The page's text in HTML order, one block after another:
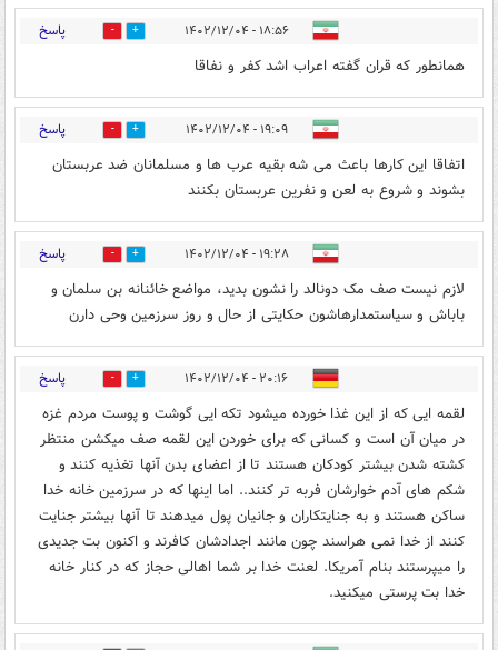
۱۸:۵۶ - ۱۴۰۲/۱۲/۰۴ 9 پاسخ
همانطور که قران گفته اعراب اشد کفر و نفاقا
۱۹:۰۹ - ۱۴۰۲/۱۲/۰۴ 7 پاسخ
اتفاقا این کارها باعث می شه بقیه عرب ها و مسلمانان ضد عربستان
بشوند و شروع به لعن و نفرین عربستان بکنند
۱۹:۲۸ - ۱۴۰۲/۱۲/۰۴ 10 پاسخ
لازم نیست صف مک دونالد را نشون بدید، مواضع خائنانه بن سلمان و
باباش و سیاستمدارهاشون حکایتی از حال و روز سرزمین وحی دارن
۲۰:۱۶ - ۱۴۰۲/۱۲/۰۴ 10 پاسخ
لقمه ایی که از این غذا خورده میشود تکه ایی گوشت و پوست مردم غزه
در میان آن است و کسانی که برای خوردن این لقمه صف میکشن منتظر
کشته شدن بیشتر کودکان هستند تا از اعضای بدن آنها تغذیه کنند و
شکم های آدم خوارشان فربه تر کنند.. اما اینها که در سرزمین خانه خدا
ساکن هستند و به جنایتکاران و جانیان پول میدهند تا آنها بیشتر جنایت
کنند از خدا نمی هراسند چون مانند اجدادشان کافرند و اکنون بت جدیدی
را میپرستند بنام آمریکا. لعنت خدا بر شما اهالی حجاز که در کنار خانه
خدا بت پرستی میکنید.